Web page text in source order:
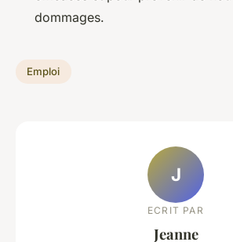
dommages.
Emploi
J
ECRIT PAR
Jeanne